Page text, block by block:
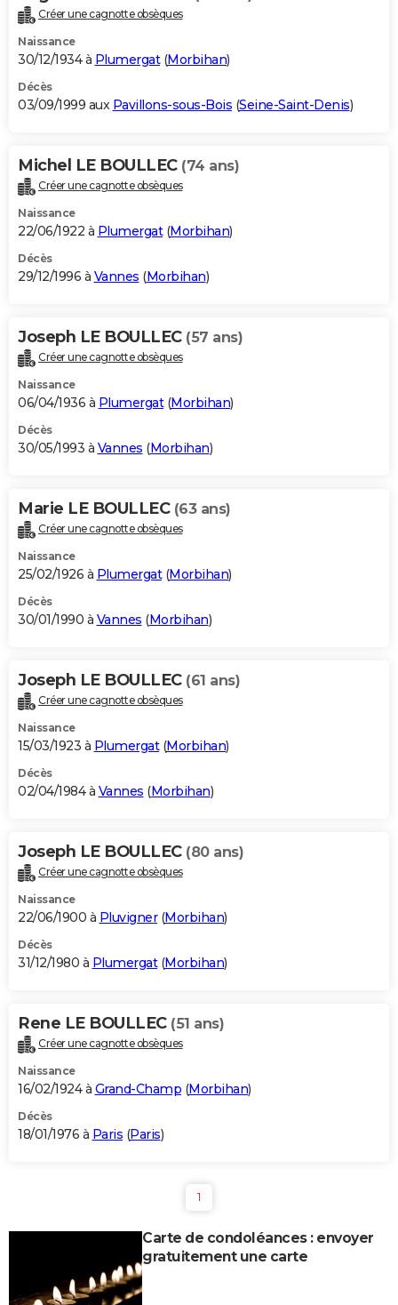
Créer une cagnotte obsèques
Naissance
30/12/1934 à Plumergat(Morbihan)
Décès
03/09/1999 aux Pavillons-sous-Bois (Seine-Saint-Denis)
Michel LE BOULLEC (74 ans)
Créer une cagnotte obsèques
Naissance
22/06/1922 à Plumergat(Morbihan)
Décès
29/12/1996 à Vannes (Morbihan)
Joseph LE BOULLEC (57 ans)
Créer une cagnotte obsèques
Naissance
06/04/1936 à Plumergat(Morbihan)
Décès
30/05/1993 à Vannes (Morbihan)
Marie LE BOULLEC (63 ans)
Créer une cagnotte obsèques
Naissance
25/02/1926 à Plumergat(Morbihan)
Décès
30/01/1990 à Vannes (Morbihan)
Joseph LE BOULLEC (61 ans)
Créer une cagnotte obsèques
Naissance
15/03/1923 à Plumergat(Morbihan)
Décès
02/04/1984 à Vannes (Morbihan)
Joseph LE BOULLEC (80 ans)
Créer une cagnotte obsèques
Naissance
22/06/1900 à Pluvigner(Morbihan)
Décès
31/12/1980 à Plumergat(Morbihan)
Rene LE BOULLEC (51 ans)
Créer une cagnotte obsèques
Naissance
16/02/1924 à Grand-Champ (Morbihan)
Décès
18/01/1976 à Paris (Paris)
1
Carte de condoléances : envoyer
gratuitement une carte